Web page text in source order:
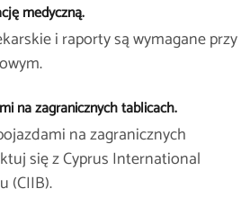
medyczną.
i raporty są wymagane przy
na zagranicznych tablicach.
na zagranicznych
się z Cyprus International
(CIIB).